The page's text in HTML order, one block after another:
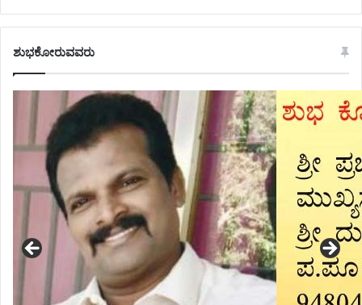
ಶುಭಕೋರುವವರು